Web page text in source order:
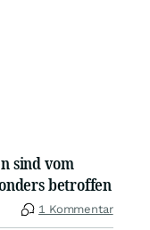
sind vom
betroffen
1 Kommentar